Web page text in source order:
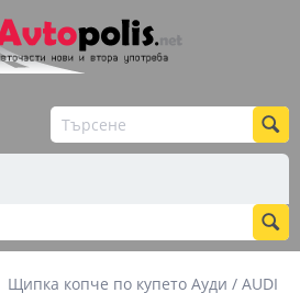
Щипка копче по купето Ауди / AUDI